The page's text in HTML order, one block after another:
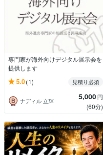
専門家が海外向けデジタル展示会を
提供します
5.0(1) 見積り必須
ナディル 立輝 5,000円
(60分)